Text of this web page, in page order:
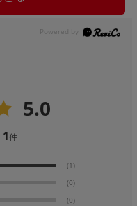
5.0
1件
(1)
(0)
(0)